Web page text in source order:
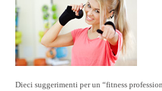
Dieci suggerimenti per un “fitness